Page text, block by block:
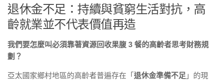
退休金不足：持續與貧窮生活對抗，高
齡就業並不代表價值再造
我們要怎麼叫必須靠著資源回收果腹 3 餐的高齡者思考財務規
劃？
亞太國家鄉村地區的高齡者普遍存在「 退休金準備不足 」的現